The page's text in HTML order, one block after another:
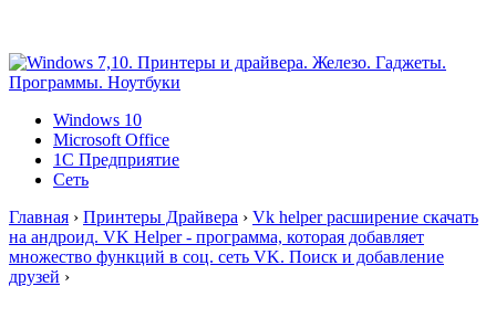
Windows 10
Microsoft Office
1C Предприятие
Сеть
Главная › Принтеры Драйвера › Vk helper расширение скачать
на андроид. VK Helper - программа, которая добавляет
множество функций в соц. сеть VK. Поиск и добавление
друзей ›